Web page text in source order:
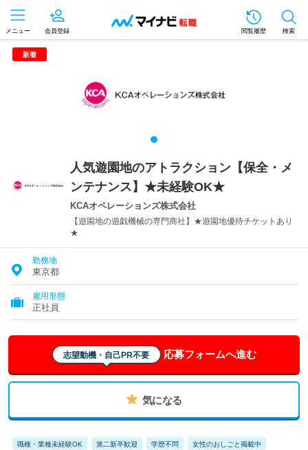
メニュー 会員登録 閲覧履歴 検索
新着
人気遊園地のアトラクション【保全・メ
ンテナンス】★未経験OK★
KCAオペレーションズ株式会社
【遊園地の遊戯機械の専門商社】★遊園地優待チケットあり
★
勤務地
東京都
雇用形態
正社員
志望動機・自己PR不要 応募フォームへ進む
気になる
職種・業種未経験OK 第二新卒歓迎 学歴不問 女性のおしごと掲載中